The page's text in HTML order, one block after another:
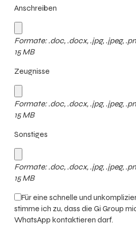
Anschreiben
Formate: .doc, .docx, .jpg, .jpeg,
15 MB
Zeugnisse
Formate: .doc, .docx, .jpg, .jpeg,
15 MB
Sonstiges
Formate: .doc, .docx, .jpg, .jpeg,
15 MB
Für eine schnelle und
stimme ich zu, dass die Gi Group
WhatsApp kontaktieren darf.